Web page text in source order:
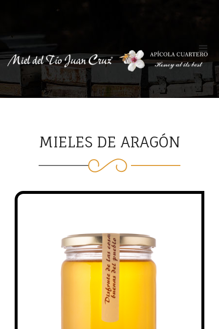
MIELES DE ARAGÓN